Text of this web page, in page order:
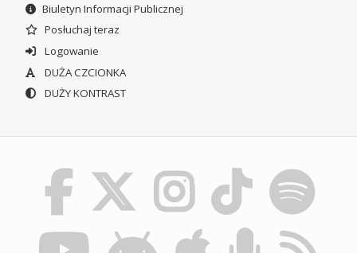
Biuletyn Informacji Publicznej
Posłuchaj teraz
Logowanie
DUŻA CZCIONKA
DUŻY KONTRAST